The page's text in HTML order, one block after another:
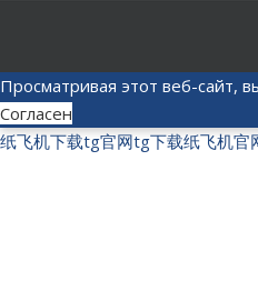
Просматривая этот веб-сайт,
Согласен
纸飞机下载tg官网tg下载纸飞机官